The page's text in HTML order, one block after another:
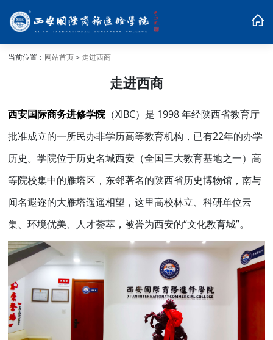
当前位置： 网站首页> 走进西商
走进西商
西安国际商务进修学院（XIBC）是 1998 年经陕西省教育厅
批准成立的一所民办非学历高等教育机构，已有22年的办学
历史。学院位于历史名城西安（全国三大教育基地之一）高
等院校集中的雁塔区，东邻著名的陕西省历史博物馆，南与
闻名遐迩的大雁塔遥遥相望，这里高校林立、科研单位云
集、环境优美、人才荟萃，被誉为西安的“文化教育城”。